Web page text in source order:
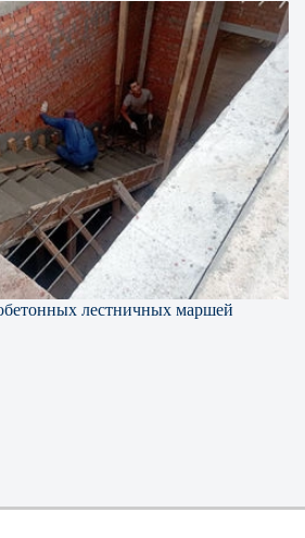
лестничных маршей